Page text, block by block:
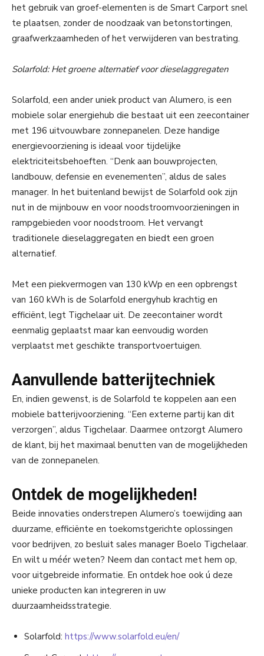
het gebruik van groef-elementen is de Smart Carport snel
te plaatsen, zonder de noodzaak van betonstortingen,
graafwerkzaamheden of het verwijderen van bestrating.
Solarfold: Het groene alternatief voor dieselaggregaten
Solarfold, een ander uniek product van Alumero, is een
mobiele solar energiehub die bestaat uit een zeecontainer
met 196 uitvouwbare zonnepanelen. Deze handige
energievoorziening is ideaal voor tijdelijke
elektriciteitsbehoeften. “Denk aan bouwprojecten,
landbouw, defensie en evenementen”, aldus de sales
manager. In het buitenland bewijst de Solarfold ook zijn
nut in de mijnbouw en voor noodstroomvoorzieningen in
rampgebieden voor noodstroom. Het vervangt
traditionele dieselaggregaten en biedt een groen
alternatief.
Met een piekvermogen van 130 kWp en een opbrengst
van 160 kWh is de Solarfold energyhub krachtig en
efficiënt, legt Tigchelaar uit. De zeecontainer wordt
eenmalig geplaatst maar kan eenvoudig worden
verplaatst met geschikte transportvoertuigen.
Aanvullende batterijtechniek
En, indien gewenst, is de Solarfold te koppelen aan een
mobiele batterijvoorziening. “Een externe partij kan dit
verzorgen”, aldus Tigchelaar. Daarmee ontzorgt Alumero
de klant, bij het maximaal benutten van de mogelijkheden
van de zonnepanelen.
Ontdek de mogelijkheden!
Beide innovaties onderstrepen Alumero’s toewijding aan
duurzame, efficiënte en toekomstgerichte oplossingen
voor bedrijven, zo besluit sales manager Boelo Tigchelaar.
En wilt u méér weten? Neem dan contact met hem op,
voor uitgebreide informatie. En ontdek hoe ook ú deze
unieke producten kan integreren in uw
duurzaamheidsstrategie.
Solarfold: https://www.solarfold.eu/en/